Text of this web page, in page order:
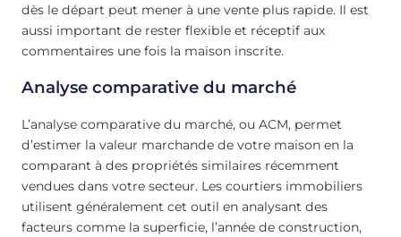
dès le départ peut mener à une vente plus rapide. Il est
aussi important de rester flexible et réceptif aux
commentaires une fois la maison inscrite.
Analyse comparative du marché
L’analyse comparative du marché, ou ACM, permet
d’estimer la valeur marchande de votre maison en la
comparant à des propriétés similaires récemment
vendues dans votre secteur. Les courtiers immobiliers
utilisent généralement cet outil en analysant des
facteurs comme la superficie, l’année de construction,